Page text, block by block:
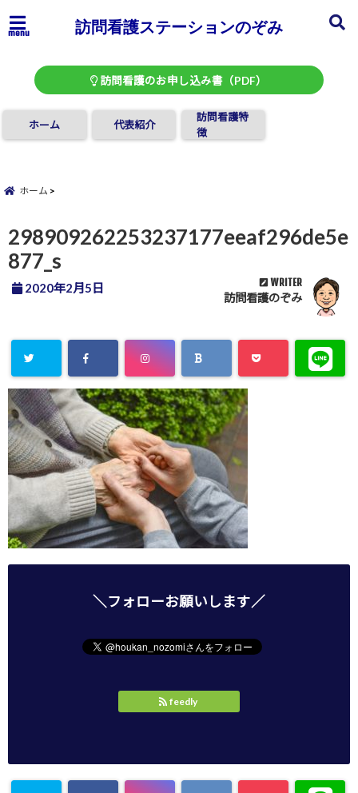
menu 訪問看護ステーションのぞみ
訪問看護のお申し込み書（PDF）
ホーム 代表紹介
訪問看護特
徴
ホーム
298909262253237177eeaf296de5e
877_s
2020年2月5日 WRITER
訪問看護のぞみ
＼フォローお願いします／
feedly